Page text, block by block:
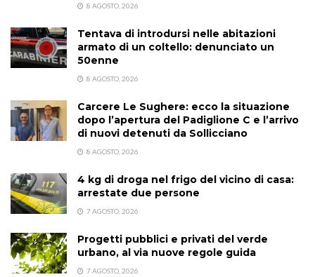
8 AGOSTO, 2026
Tentava di introdursi nelle abitazioni
armato di un coltello: denunciato un
50enne
8 AGOSTO, 2026
Carcere Le Sughere: ecco la situazione
dopo l’apertura del Padiglione C e l’arrivo
di nuovi detenuti da Sollicciano
8 AGOSTO, 2026
4 kg di droga nel frigo del vicino di casa:
arrestate due persone
7 AGOSTO, 2026
Progetti pubblici e privati del verde
urbano, al via nuove regole guida
7 AGOSTO, 2026